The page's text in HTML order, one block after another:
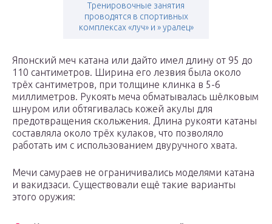
Тренировочные занятия
проводятся в спортивных
комплексах «луч» и » уралец»
Японский меч катана или дайто имел длину от 95 до
110 сантиметров. Ширина его лезвия была около
трёх сантиметров, при толщине клинка в 5-6
миллиметров. Рукоять меча обматывалась шёлковым
шнуром или обтягивалась кожей акулы для
предотвращения скольжения. Длина рукояти катаны
составляла около трёх кулаков, что позволяло
работать им с использованием двуручного хвата.
Мечи самураев не ограничивались моделями катана
и вакидзаси. Существовали ещё такие варианты
этого оружия: